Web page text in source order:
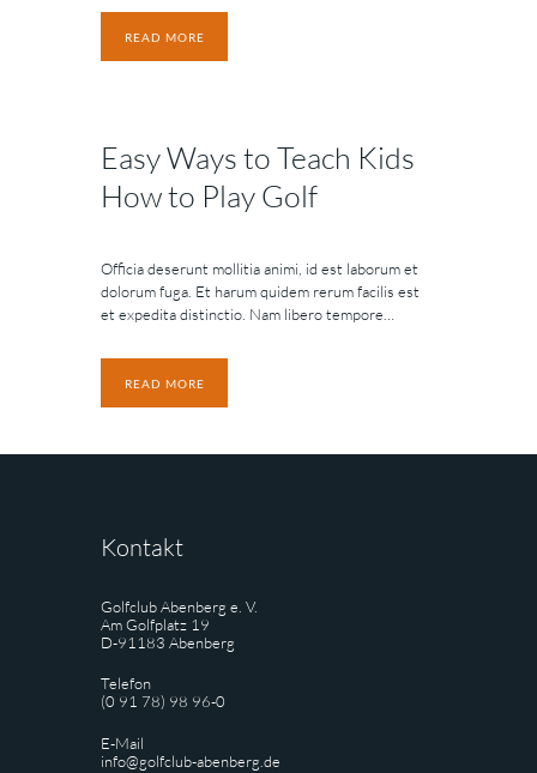
READ MORE
Easy Ways to Teach Kids
How to Play Golf
Officia deserunt mollitia animi, id est laborum et
dolorum fuga. Et harum quidem rerum facilis est
et expedita distinctio. Nam libero tempore…
READ MORE
Kontakt
Golfclub Abenberg e. V.
Am Golfplatz 19
D-91183 Abenberg
Telefon
(0 91 78) 98 96-0
E-Mail
info@golfclub-abenberg.de